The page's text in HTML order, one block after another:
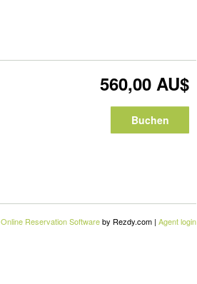
560,00 AU$
Buchen
Online Reservation Softwareby Rezdy.com | Agent login